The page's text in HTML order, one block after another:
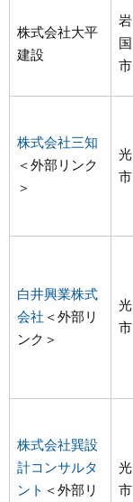
株式会社大平
建設
岩
国
市
株式会社三知
＜外部リンク
＞
光
市
白井興業株式
会社 ＜外部リ
ンク＞
光
市
株式会社巽設
計コンサルタ
ント ＜外部リ
光
市